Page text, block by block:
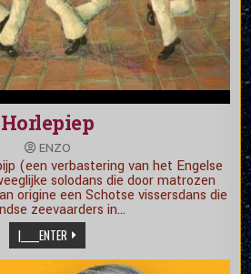
Horlepiep
ENZO
(een verbastering van het Engelse
solodans die door matrozen
origine een Schotse vissersdans die
zeevaarders in…
|_____ENTER